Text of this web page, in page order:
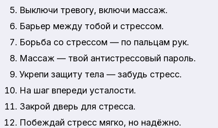
Выключи тревогу, включи массаж.
Барьер между тобой и стрессом.
Борьба со стрессом — по пальцам рук.
Массаж — твой антистрессовый пароль.
Укрепи защиту тела — забудь стресс.
На шаг впереди усталости.
Закрой дверь для стресса.
Побеждай стресс мягко, но надёжно.